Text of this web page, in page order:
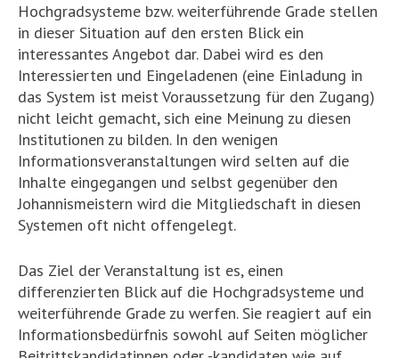
Hochgradsysteme bzw. weiterführende Grade stellen
in dieser Situation auf den ersten Blick ein
interessantes Angebot dar. Dabei wird es den
Interessierten und Eingeladenen (eine Einladung in
das System ist meist Voraussetzung für den Zugang)
nicht leicht gemacht, sich eine Meinung zu diesen
Institutionen zu bilden. In den wenigen
Informationsveranstaltungen wird selten auf die
Inhalte eingegangen und selbst gegenüber den
Johannismeistern wird die Mitgliedschaft in diesen
Systemen oft nicht offengelegt.
Das Ziel der Veranstaltung ist es, einen
differenzierten Blick auf die Hochgradsysteme und
weiterführende Grade zu werfen. Sie reagiert auf ein
Informationsbedürfnis sowohl auf Seiten möglicher